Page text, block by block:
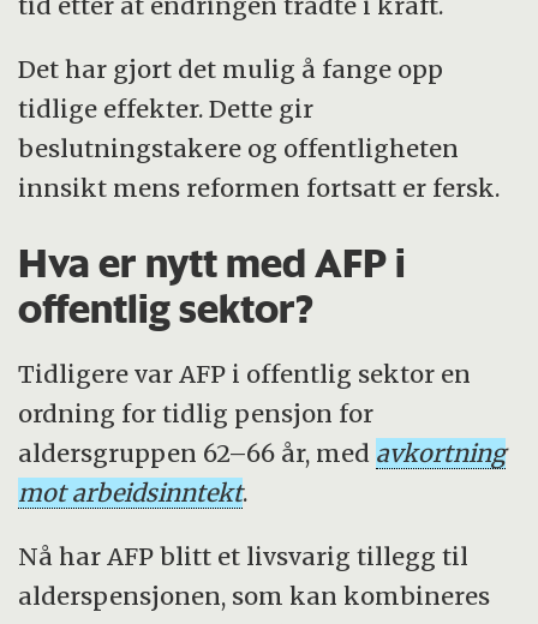
Det har gjort det mulig å fange opp
tidlige effekter. Dette gir
beslutningstakere og offentligheten
innsikt mens reformen fortsatt er fersk.
Hva er nytt med AFP i
offentlig sektor?
Tidligere var AFP i offentlig sektor en
ordning for tidlig pensjon for
aldersgruppen 62–66 år, med avkortning
mot arbeidsinntekt.
Nå har AFP blitt et livsvarig tillegg til
alderspensjonen, som kan kombineres